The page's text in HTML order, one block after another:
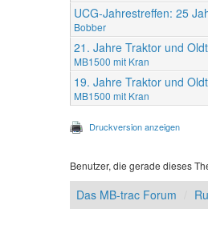
UCG-Jahrestreffen: 25
Bobber
21. Jahre Traktor und
MB1500 mit Kran
19. Jahre Traktor und
MB1500 mit Kran
Druckversion anzeigen
Benutzer, die gerade dieses
Das MB-trac Forum